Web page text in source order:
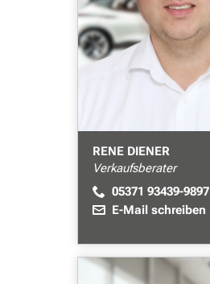
RENE DIENER
Verkaufsberater
05371 93439-9897
E-Mail schreiben